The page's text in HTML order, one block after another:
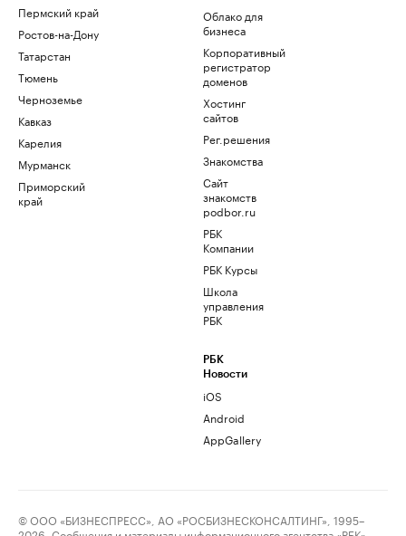
Пермский край
Ростов-на-Дону
Татарстан
Тюмень
Черноземье
Кавказ
Карелия
Мурманск
Приморский
край
Облако для
бизнеса
Корпоративный
регистратор
доменов
Хостинг
сайтов
Рег.решения
Знакомства
Сайт
знакомств
podbor.ru
РБК
Компании
РБК Курсы
Школа
управления
РБК
РБК
Новости
iOS
Android
AppGallery
© ООО «БИЗНЕСПРЕСС», АО «РОСБИЗНЕСКОНСАЛТИНГ», 1995–